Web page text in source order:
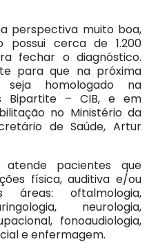
perspectiva muito boa,
possui cerca de 1.200
fechar o diagnóstico.
para que na próxima
homologado na
Bipartite – CIB, e em
no Ministério da
de Saúde, Artur
pacientes que
física, auditiva e/ou
áreas: oftalmologia,
neurologia,
fonoaudiologia,
e enfermagem.